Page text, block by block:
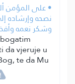
• على المؤمن
نصحه وإرشاده
وشكر نعمه
da vjeruje u
te da Mu